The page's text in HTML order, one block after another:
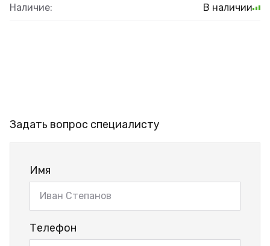
Наличие: В наличии
Задать вопрос специалисту
Имя
Телефон